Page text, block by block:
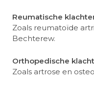
Reumatische
Zoals reumatoïde
Bechterew.
Orthopedische
Zoals artrose en